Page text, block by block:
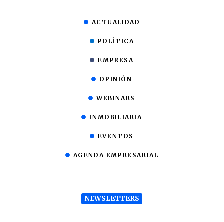
ACTUALIDAD
POLÍTICA
EMPRESA
OPINIÓN
WEBINARS
INMOBILIARIA
EVENTOS
AGENDA EMPRESARIAL
NEWSLETTERS